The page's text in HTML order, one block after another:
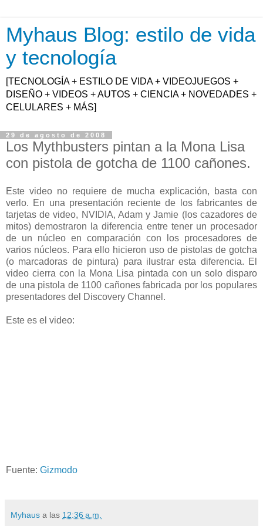
Myhaus Blog: estilo de vida
y tecnología
[TECNOLOGÍA + ESTILO DE VIDA + VIDEOJUEGOS +
DISEÑO + VIDEOS + AUTOS + CIENCIA + NOVEDADES +
CELULARES + MÁS]
29 de agosto de 2008
Los Mythbusters pintan a la Mona Lisa
con pistola de gotcha de 1100 cañones.
Este video no requiere de mucha explicación, basta con
verlo. En una presentación reciente de los fabricantes de
tarjetas de video, NVIDIA, Adam y Jamie (los cazadores de
mitos) demostraron la diferencia entre tener un procesador
de un núcleo en comparación con los procesadores de
varios núcleos. Para ello hicieron uso de pistolas de gotcha
(o marcadoras de pintura) para ilustrar esta diferencia. El
video cierra con la Mona Lisa pintada con un solo disparo
de una pistola de 1100 cañones fabricada por los populares
presentadores del Discovery Channel.
Este es el video:
Fuente: Gizmodo
Myhaus a las 12:36 a.m.